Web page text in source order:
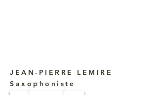
JEAN-PIERRE LEMIRE
Saxophoniste